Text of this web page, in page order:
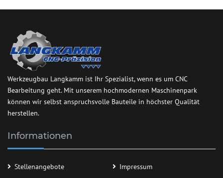
Werkzeugbau Langkamm ist Ihr Spezialist, wenn es um CNC
Bearbeitung geht. Mit unserem hochmodernen Maschinenpark
können wir selbst anspruchsvolle Bauteile in höchster Qualität
herstellen.
Informationen
Stellenangebote Impressum